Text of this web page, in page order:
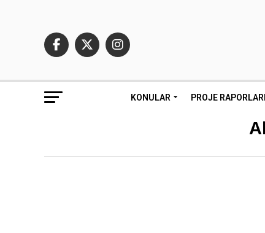
KONULAR PROJE RAPORLARI